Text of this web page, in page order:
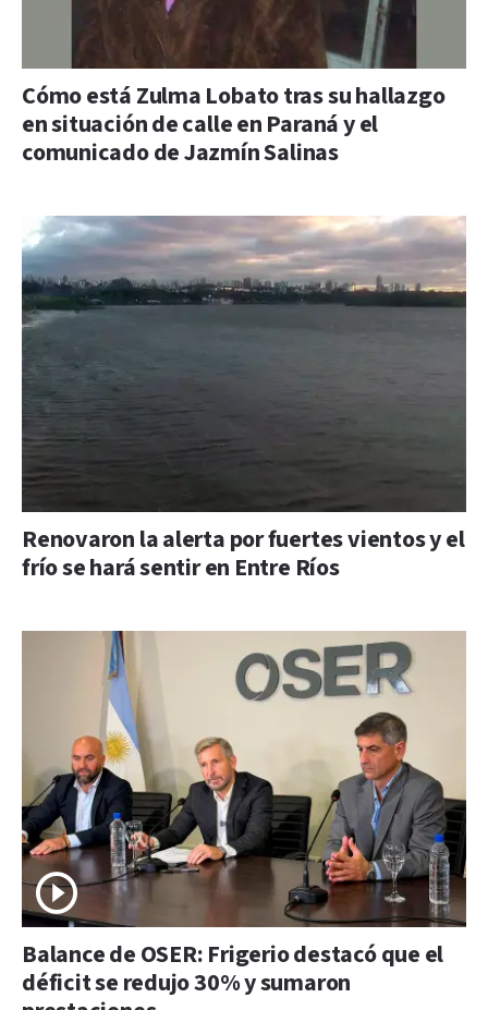
Cómo está Zulma Lobato tras su hallazgo
en situación de calle en Paraná y el
comunicado de Jazmín Salinas
Renovaron la alerta por fuertes vientos y el
frío se hará sentir en Entre Ríos
Balance de OSER: Frigerio destacó que el
déficit se redujo 30% y sumaron